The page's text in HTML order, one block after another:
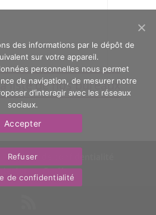
liste de nos bureaux
Politique de confidentialité
OasYs
des informations par le dépôt de
sur votre appareil.
personnelles nous permet
de navigation, de mesurer notre
d’interagir avec les réseaux
sociaux.
Accepter
Refuser
de confidentialité